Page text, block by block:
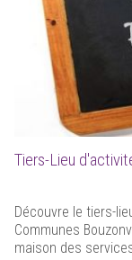
Tiers-Lieu
Découvre le tiers-
Communes
maison des